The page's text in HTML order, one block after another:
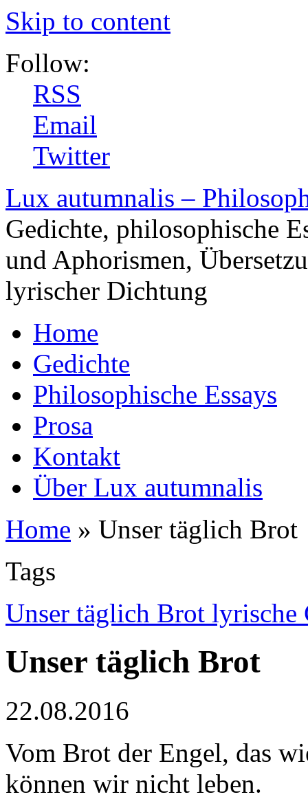
Skip to content
Follow:
RSS
Email
Twitter
Lux autumnalis –
Gedichte, philosophische
und Aphorismen,
lyrischer Dichtung
Home
Gedichte
Philosophische Essays
Prosa
Kontakt
Über Lux autumnalis
Home » Unser täglich Brot
Tags
Unser täglich Brot lyrische
Unser täglich Brot
22.08.2016
Vom Brot der Engel, das
können wir nicht leben.